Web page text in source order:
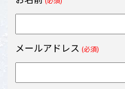
メールアドレス (必須)